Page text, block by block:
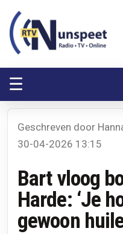
☰
Geschreven door
30-04-2026 13:15
Bart vloog
Harde: ‘Je
gewoon